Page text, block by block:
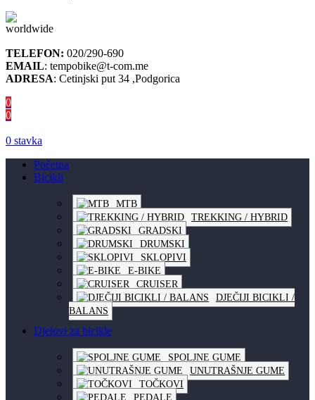
TELEFON: 020/290-690
EMAIL: tempobike@t-com.me
ADRESA: Cetinjski put 34 ,Podgorica
0
0
0 stavka
Početna
Bicikli
MTB
TREKKING / HYBRID
GRADSKI
DRUMSKI
SKLOPIVI
E-BIKE
CRUISER
DJEČIJI BICIKLI /
BALANS
Djelovi za bicikle
SPOLJNE GUME
UNUTRAŠNJE GUME
TOČKOVI
PEDALE